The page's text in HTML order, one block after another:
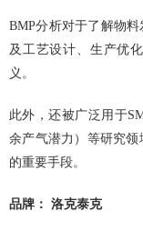
BMP分析对于了解物
及工艺设计、生产优
义。
此外，还被广泛用于
余产气潜力）等研究
的重要手段。
品牌： 洛克泰克